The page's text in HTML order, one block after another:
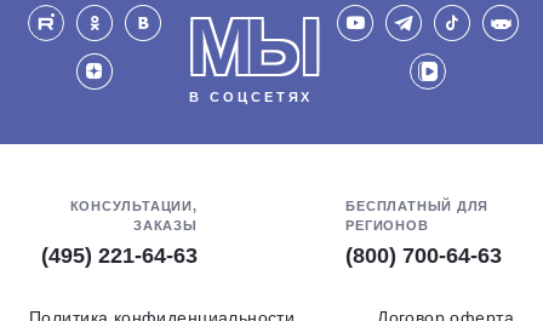
МЫ
В СОЦСЕТЯХ
КОНСУЛЬТАЦИИ,
ЗАКАЗЫ
(495) 221-64-63
БЕСПЛАТНЫЙ ДЛЯ
РЕГИОНОВ
(800) 700-64-63
Политика конфиденциальности Договор оферта